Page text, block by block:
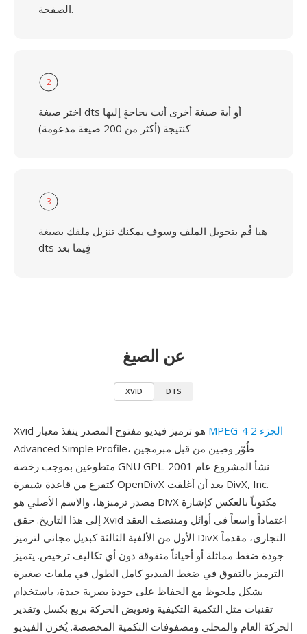
الصفحة.
2
اختر صيغة dts أو أية صيغة أخرى أنت بحاجةٍ إليها
كنتيجة (أكثر من 200 صيغة مدعومة)
3
هيا قُم بتحويل الملف وسوف يمكنك تنزيل ملفك بصيغة
dts فِيما بعد
عن الصيغ
XVID DTS
MPEG-4 الجزء 2
Advanced Simple Profile، طُوّر وصِين من قبل مبرمجين
متطوعين بموجب رخصة GNU GPL. نشأ المشروع عام 2001
كتفرع من قاعدة شيفرة OpenDivX بعد أن أغلقت DivX, Inc.
مصدر ترميزها، والاسم الأصلي هو DivX مكتوباً بالعكس كإشارة
إلى هذا التاريخ. حقق Xvid اعتماداً واسعاً في أوائل ومنتصف العقد
الأول من الألفية الثالثة كبديل مجاني لترميز DivX التجاري، مقدماً
جودة ضغط مماثلة أو أحياناً متفوقة دون أي تكاليف ترخيص. يتميز
الترميز بالتفوق في ضغط الفيديو كامل الطول في ملفات صغيرة
بشكل ملحوظ مع الحفاظ على جودة بصرية جيدة، باستخدام
تقنيات مثل التكمية التكيفية وتعويض الحركة بربع بكسل وتقدير
الحركة العام والمحلي ومصفوفات التكمية المخصصة. يُخزن الفيديو